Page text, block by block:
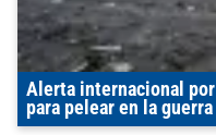
Alerta internacional
para pelear en la